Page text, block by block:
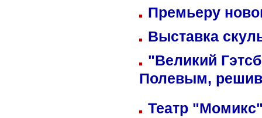
Премьеру
Выставка
"Великий
Полевым,
Театр